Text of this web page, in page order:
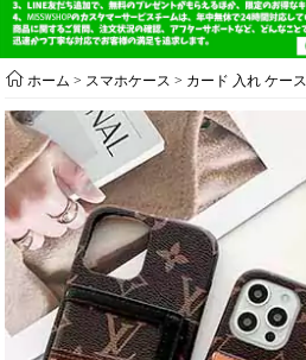
ホーム > スマホケース > カード 入れ ケース